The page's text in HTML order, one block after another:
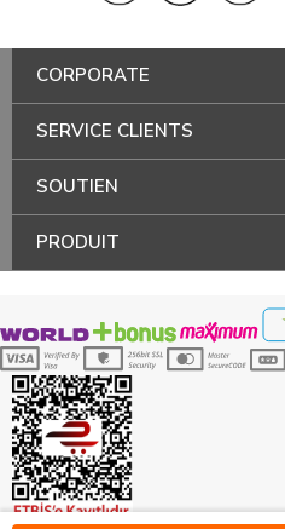
CORPORATE
SERVICE CLIENTS
SOUTIEN
PRODUIT